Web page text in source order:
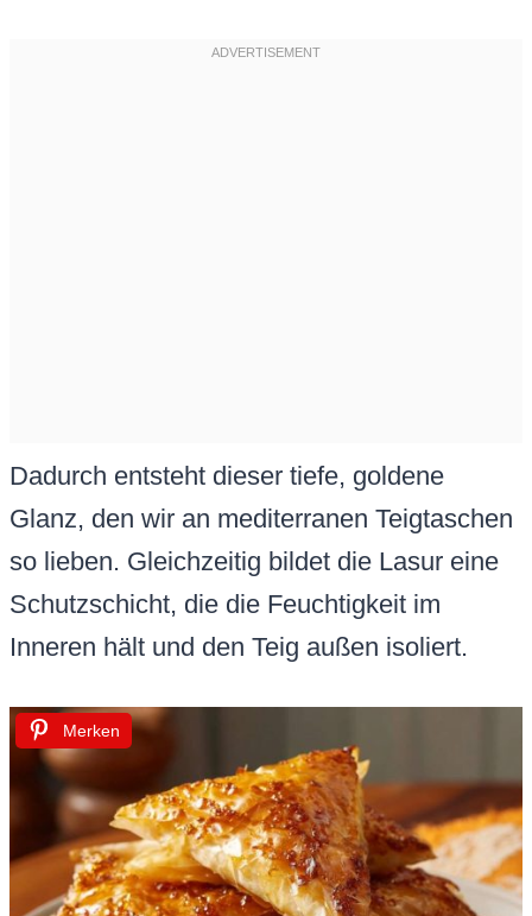
Dadurch entsteht dieser tiefe, goldene
Glanz, den wir an mediterranen Teigtaschen
so lieben. Gleichzeitig bildet die Lasur eine
Schutzschicht, die die Feuchtigkeit im
Inneren hält und den Teig außen isoliert.
Merken